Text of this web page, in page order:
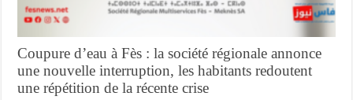
Coupure d’eau à Fès : la société régionale annonce
une nouvelle interruption, les habitants redoutent
une répétition de la récente crise